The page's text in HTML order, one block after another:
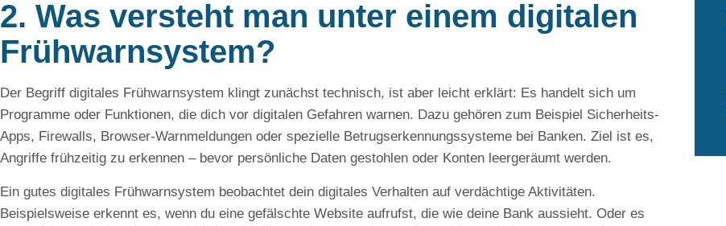
2. Was versteht man unter einem digitalen
Frühwarnsystem?
Der Begriff digitales Frühwarnsystem klingt zunächst technisch, ist aber leicht erklärt: Es handelt sich um
Programme oder Funktionen, die dich vor digitalen Gefahren warnen. Dazu gehören zum Beispiel Sicherheits-
Apps, Firewalls, Browser-Warnmeldungen oder spezielle Betrugserkennungssysteme bei Banken. Ziel ist es,
Angriffe frühzeitig zu erkennen – bevor persönliche Daten gestohlen oder Konten leergeräumt werden.
Ein gutes digitales Frühwarnsystem beobachtet dein digitales Verhalten auf verdächtige Aktivitäten.
Beispielsweise erkennt es, wenn du eine gefälschte Website aufrufst, die wie deine Bank aussieht. Oder es